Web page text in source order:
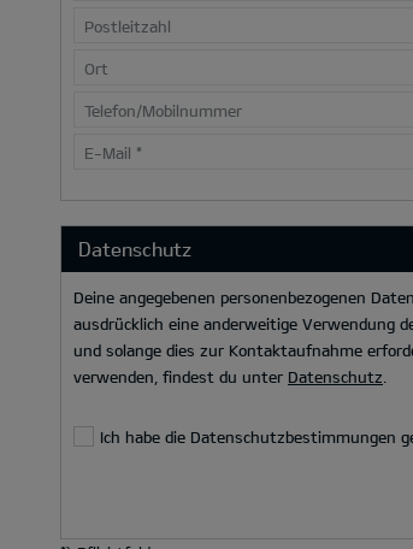
Postleitzahl
Ort
Telefon/Mobilnummer
E-Mail *
Datenschutz
Deine angegebenen personenbezogenen
ausdrücklich eine anderweitige Verwendung
und solange dies zur Kontaktaufnahme
verwenden, findest du unter Datenschutz
Ich habe die Datenschutzbestimmungen